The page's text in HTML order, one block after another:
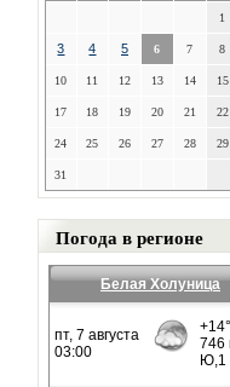
1
3 4 5 6 7 8
10 11 12 13 14 15
17 18 19 20 21 22
24 25 26 27 28 29
31
Погода в регионе
Белая Холуница